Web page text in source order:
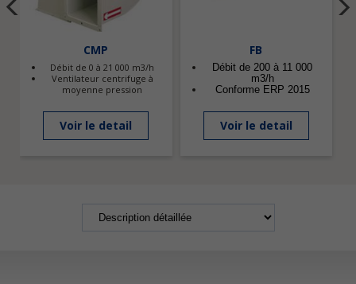
CMP
Débit de 0 à 21 000 m3/h
Ventilateur centrifuge à
moyenne pression
Voir le detail
FB
Débit de 200 à 11 000
m3/h
Conforme ERP 2015
Voir le detail